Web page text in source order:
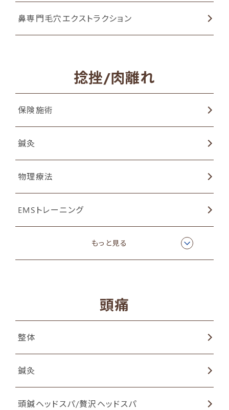
鼻専門毛穴エクストラクション
捻挫/肉離れ
保険施術
鍼灸
物理療法
EMSトレーニング
もっと見る
頭痛
整体
鍼灸
頭鍼ヘッドスパ/贅沢ヘッドスパ